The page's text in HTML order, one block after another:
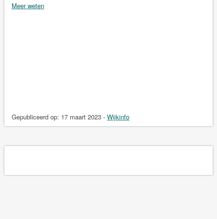
Meer weten
Gepubliceerd op: 17 maart 2023 - Wijkinfo